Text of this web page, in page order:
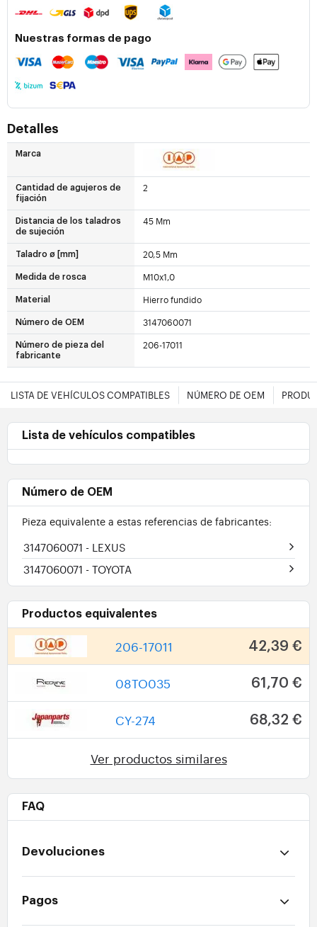
Nuestras formas de pago
Detalles
Marca
Cantidad de agujeros de
fijación
2
Distancia de los taladros
de sujeción
45 Mm
Taladro ø [mm] 20,5 Mm
Medida de rosca M10x1,0
Material Hierro fundido
Número de OEM 3147060071
Número de pieza del
fabricante
206-17011
LISTA DE VEHÍCULOS COMPATIBLES NÚMERO DE OEM
Lista de vehículos compatibles
Número de OEM
Pieza equivalente a estas referencias de fabricantes:
3147060071 - LEXUS
3147060071 - TOYOTA
Productos equivalentes
206-17011 42,39 €
08TO035 61,70 €
CY-274 68,32 €
Ver productos similares
FAQ
Devoluciones
Pagos